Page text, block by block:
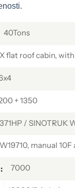
40Tons
flat roof cabin,
+ 1350
371HP / SINOTRUK
manual 10F
7000